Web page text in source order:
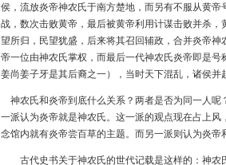
侯，流放炎帝神农氏于南方楚地，而另有不服从黄
战，数次击败黄帝，最后被黄帝利用计谋击败并杀，
望所归，民望犹盛，后来将其召回辅政，合并炎帝
帝一位由神农氏掌权，而最后一代神农氏炎帝即是
姜尚姜子牙是其后裔之一），当时天下混乱，诸侯并
神农氏和炎帝到底什么关系？两者是否为同一人呢
一派认为炎帝就是神农氏。这一派的观点现在占上
念馆内就有炎帝尝百草的主题。而另一派则认为炎帝
古代史书关于神农氏的世代记载是这样的：神农